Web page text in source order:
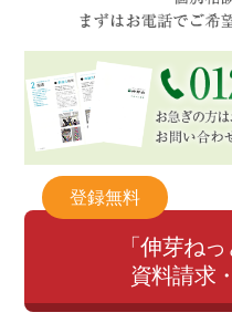
登録無料
「伸芽ね
資料請求